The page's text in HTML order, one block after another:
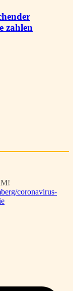
zahlen
coronavirus-